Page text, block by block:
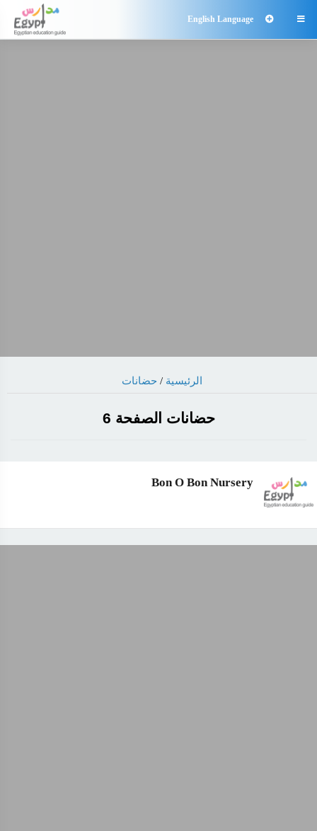

English Language
الرئيسية / حضانات
حضانات الصفحة 6
Bon O Bon Nursery